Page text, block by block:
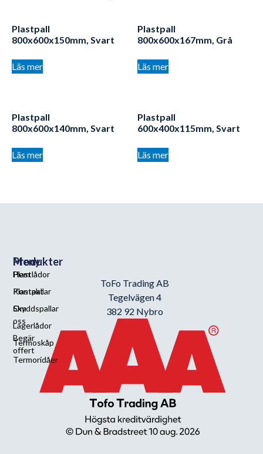
Plastpall
800x600x150mm, Svart
Läs mer
Plastpall
800x600x167mm, Grå
Läs mer
Plastpall
800x600x140mm, Svart
Läs mer
Plastpall
600x400x115mm, Svart
Läs mer
Meny
Hem
Kontakt
Om
oss
Begär
offert
Produkter
Plastlådor
Plastpallar
Skyddspallar
Lagerlådor
Termoskåp
Termoridåer
ToFo Trading AB
Tegelvägen 4
382 92 Nybro